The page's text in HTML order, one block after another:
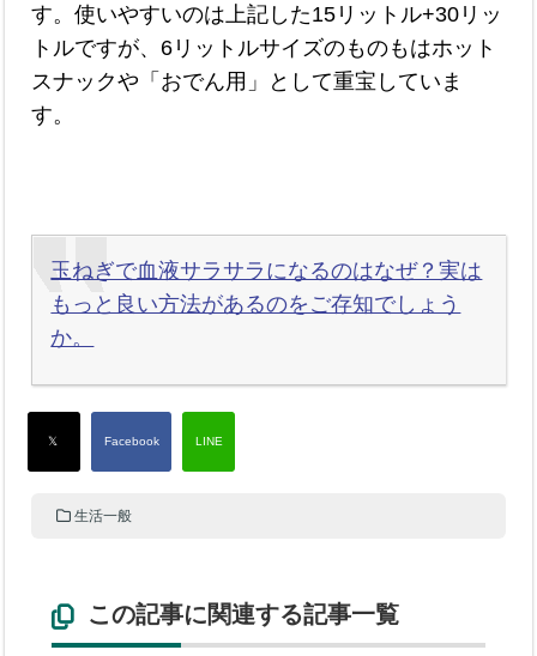
す。使いやすいのは上記した15リットル+30リッ
トルですが、6リットルサイズのものもはホット
スナックや「おでん用」として重宝していま
す。
玉ねぎで血液サラサラになるのはなぜ？実は
もっと良い方法があるのをご存知でしょう
か。
生活一般
この記事に関連する記事一覧